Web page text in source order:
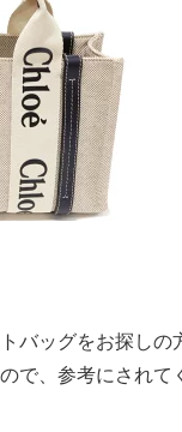
バッグをお探しの
で、参考にされて